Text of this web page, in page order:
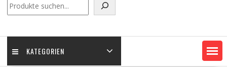
KATEGORIEN